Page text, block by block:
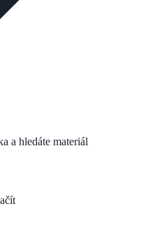
a hledáte materiál